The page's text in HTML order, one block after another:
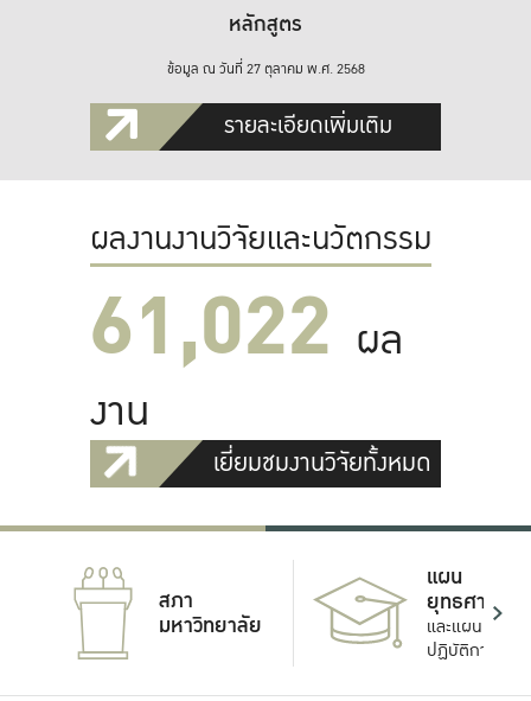
หลักสูตร
ข้อมูล ณ วันที่ 27 ตุลาคม พ.ศ. 2568
รายละเอียดเพิ่มเติม
ผลงานงานวิจัยและนวัตกรรม
61,022 ผล
งาน
เยี่ยมชมงานวิจัยทั้งหมด
สภา
มหาวิทยาลัย
แผน
ยุทธศาสตร์
และแผน
ปฏิบัติการ